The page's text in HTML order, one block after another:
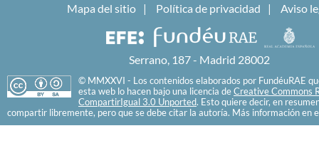
Mapa del sitio Política de privacidad Aviso
Serrano, 187 - Madrid 28002
© MMXXVI - Los contenidos elaborados por FundéuRAE
esta web lo hacen bajo una licencia de Creative Commons
CompartirIgual 3.0 Unported. Esto quiere decir, en
compartir libremente, pero que se debe citar la autoría. Más información en